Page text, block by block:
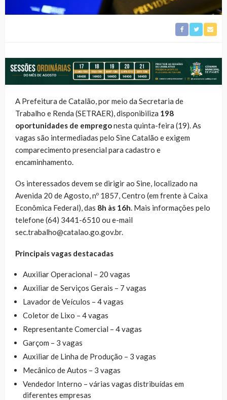
A Prefeitura de Catalão, por meio da Secretaria de
Trabalho e Renda (SETRAER), disponibiliza 198
oportunidades de empregonesta quinta-feira (19). As
vagas são intermediadas pelo Sine Catalão e exigem
comparecimento presencial para cadastro e
encaminhamento.
Os interessados devem se dirigir ao Sine, localizado na
Avenida 20 de Agosto, nº 1857, Centro (em frente à Caixa
Econômica Federal), das 8h às 16h. Mais informações pelo
telefone (64) 3441-6510 ou e-mail
sec.trabalho@catalao.go.gov.br.
Principais vagas destacadas
Auxiliar Operacional – 20 vagas
Auxiliar de Serviços Gerais – 7 vagas
Lavador de Veículos – 4 vagas
Coletor de Lixo – 4 vagas
Representante Comercial – 4 vagas
Garçom – 3 vagas
Auxiliar de Linha de Produção – 3 vagas
Mecânico de Autos – 3 vagas
Vendedor Interno – várias vagas distribuídas em
diferentes empresas